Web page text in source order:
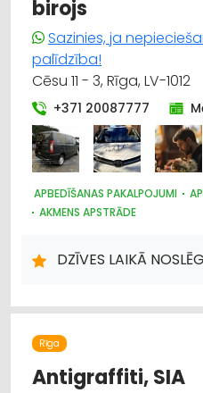
birojs
Sazinies, ja
palīdzība!
Cēsu 11 - 3, Rīga, LV-1012
+371 20087777
APBEDĪŠANAS PAKALPOJUMI
AKMENS APSTRĀDE
DZĪVES LAIKĀ
Rīga
Antigraffiti, SIA